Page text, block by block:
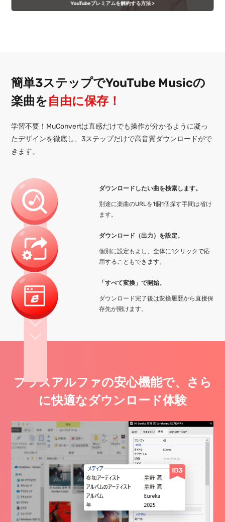
YouTubeプレミアムを解約する方法 >
簡単3ステップでYouTube Musicの
楽曲を自由に保存！
学習不要！MuConvertは直感だけでも操作が分かるように凝っ
たデザインを徹底し、3ステップだけで高音質ダウンロードがで
きます。
ダウンロードしたい曲を検索します。
別途に楽曲のURLを1個1個探す手間は省け
ます。
ダウンロード（出力）を設定。
個別に設定もよし、全体に1クリックで応
用することもできます。
「すべて変換」で開始。
ダウンロード完了後は変換履歴から直接保
存先が開けます。
プラスアルファの安心機能で、さら
に快適なダウンロード体験